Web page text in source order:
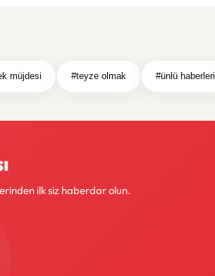
müjdesi #teyze olmak #ünlü haberleri
ilk siz haberdar olun.